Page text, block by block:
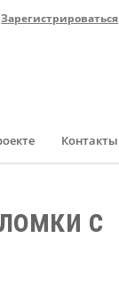
Зарегистрироваться
Контакты
с